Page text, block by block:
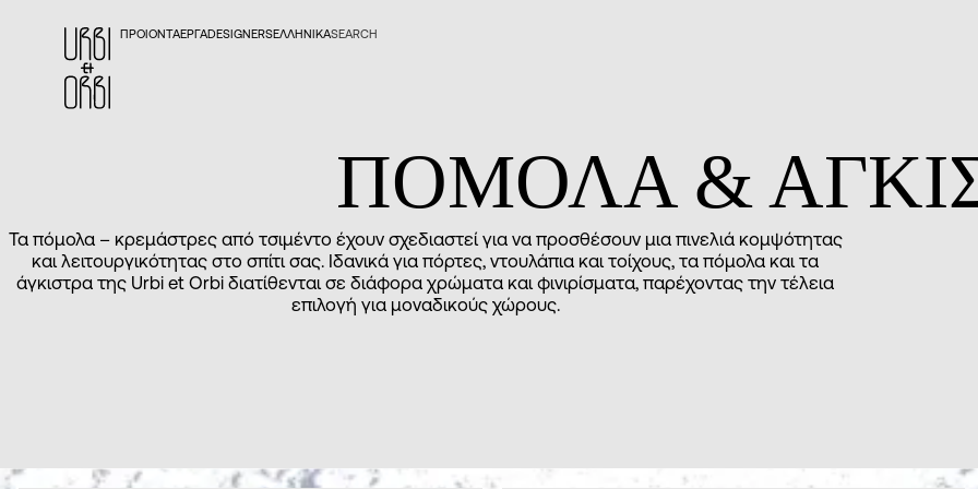
ΠΡΟΙΟΝΤΑΕΡΓΑDESIGNERS SEARCH
ΕΛΛΗΝΙΚΆ
ΠΟΜΟΛΑ &
Τα πόμολα – κρεμάστρες από τσιμέντο έχουν σχεδιαστεί για να προσθέσουν μια πινελιά κομψότητας
και λειτουργικότητας στο σπίτι σας. Ιδανικά για πόρτες, ντουλάπια και τοίχους, τα πόμολα και τα
άγκιστρα της Urbi et Orbi διατίθενται σε διάφορα χρώματα και φινιρίσματα, παρέχοντας την τέλεια
επιλογή για μοναδικούς χώρους.